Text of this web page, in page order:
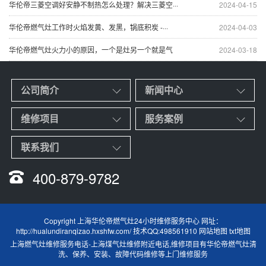
2024-04-15
华伦帝三菱空调好安静不制热怎么处理？解决三菱空···
2024-04-03
华伦帝燃气灶工作时火焰发黄、发黑，锅底积炭 -···
2024-03-18
华伦帝燃气灶火力小的原因，一个是灶另一个就是气
公司简介 新闻中心
维修项目 服务案例
联系我们
400-879-9782
Copyright 上海华伦帝燃气灶24小时维修服务中心 网址：
http://hualundiranqizao.hxshfw.com/ 技术QQ:498561910 网站地图 txt地图
上海燃气灶维修服务电话-上海煤气灶维修附近电话,维修项目有华伦帝燃气灶清
洗、保养、安装、故障代码维修等上门维修服务